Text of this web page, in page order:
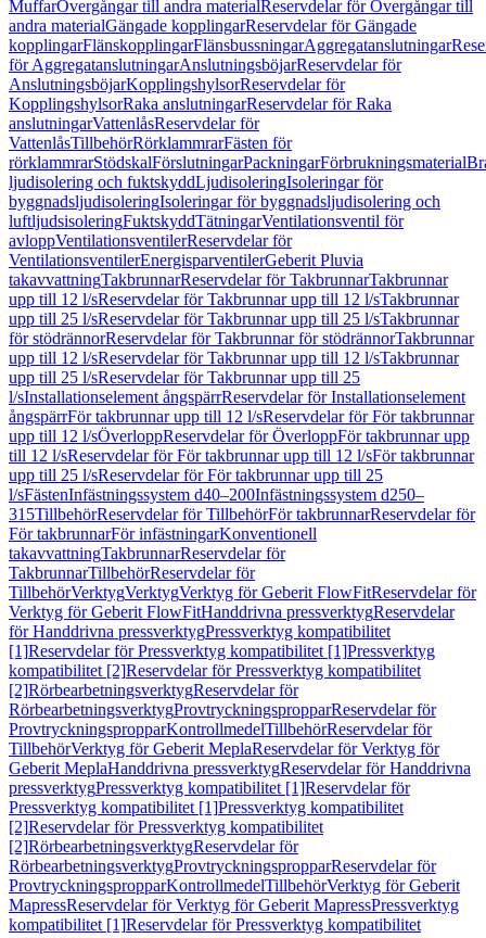
MuffarÖvergångar till andra materialReservdelar för Övergångar till
andra materialGängade kopplingarReservdelar för Gängade
kopplingarFlänskopplingarFlänsbussningarAggregatanslutningar
för AggregatanslutningarAnslutningsböjarReservdelar för
AnslutningsböjarKopplingshylsorReservdelar för
KopplingshylsorRaka anslutningarReservdelar för Raka
anslutningarVattenlåsReservdelar för
VattenlåsTillbehörRörklammrarFästen för
rörklammrarStödskalFörslutningarPackningarFörbrukningsmaterial
ljudisolering och fuktskyddLjudisoleringIsoleringar för
byggnadsljudisoleringIsoleringar för byggnadsljudisolering och
luftljudsisoleringFuktskyddTätningarVentilationsventil för
avloppVentilationsventilerReservdelar för
VentilationsventilerEnergisparventilerGeberit Pluvia
takavvattningTakbrunnarReservdelar för TakbrunnarTakbrunnar
upp till 12 l/sReservdelar för Takbrunnar upp till 12 l/sTakbrunnar
upp till 25 l/sReservdelar för Takbrunnar upp till 25 l/sTakbrunnar
för stödrännorReservdelar för Takbrunnar för stödrännorTakbrunnar
upp till 12 l/sReservdelar för Takbrunnar upp till 12 l/sTakbrunnar
upp till 25 l/sReservdelar för Takbrunnar upp till 25
l/sInstallationselement ångspärrReservdelar för Installationselement
ångspärrFör takbrunnar upp till 12 l/sReservdelar för För takbrunnar
upp till 12 l/sÖverloppReservdelar för ÖverloppFör takbrunnar upp
till 12 l/sReservdelar för För takbrunnar upp till 12 l/sFör takbrunnar
upp till 25 l/sReservdelar för För takbrunnar upp till 25
l/sFästenInfästningssystem d40–200Infästningssystem d250–
315TillbehörReservdelar för TillbehörFör takbrunnarReservdelar för
För takbrunnarFör infästningarKonventionell
takavvattningTakbrunnarReservdelar för
TakbrunnarTillbehörReservdelar för
TillbehörVerktygVerktygVerktyg för Geberit FlowFitReservdelar för
Verktyg för Geberit FlowFitHanddrivna pressverktygReservdelar
för Handdrivna pressverktygPressverktyg kompatibilitet
[1]Reservdelar för Pressverktyg kompatibilitet [1]Pressverktyg
kompatibilitet [2]Reservdelar för Pressverktyg kompatibilitet
[2]RörbearbetningsverktygReservdelar för
RörbearbetningsverktygProvtryckningspropparReservdelar för
ProvtryckningspropparKontrollmedelTillbehörReservdelar för
TillbehörVerktyg för Geberit MeplaReservdelar för Verktyg för
Geberit MeplaHanddrivna pressverktygReservdelar för Handdrivna
pressverktygPressverktyg kompatibilitet [1]Reservdelar för
Pressverktyg kompatibilitet [1]Pressverktyg kompatibilitet
[2]Reservdelar för Pressverktyg kompatibilitet
[2]RörbearbetningsverktygReservdelar för
RörbearbetningsverktygProvtryckningspropparReservdelar för
ProvtryckningspropparKontrollmedelTillbehörVerktyg för Geberit
MapressReservdelar för Verktyg för Geberit MapressPressverktyg
kompatibilitet [1]Reservdelar för Pressverktyg kompatibilitet